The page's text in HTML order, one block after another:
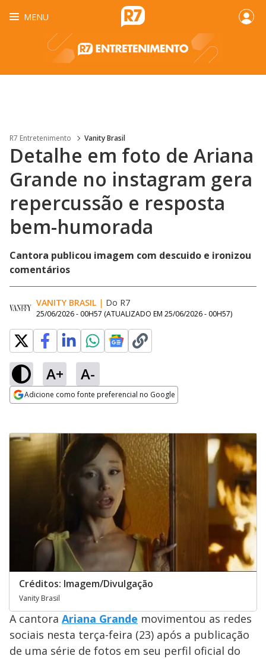
MENU
R7 Entretenimento Vanity Brasil
Detalhe em foto de Ariana
Grande no instagram gera
repercussão e resposta
bem-humorada
Cantora publicou imagem com descuido e ironizou
comentários
VANITY BRASIL | Do R7
25/06/2026 - 00H57 (ATUALIZADO EM 25/06/2026 - 00H57)
A+ A-
Adicione como fonte preferencial no Google
Créditos: Imagem/Divulgação
Vanity Brasil
A cantora Ariana Grande movimentou as redes
sociais nesta terça-feira (23) após a publicação
de uma série de fotos em seu perfil oficial do